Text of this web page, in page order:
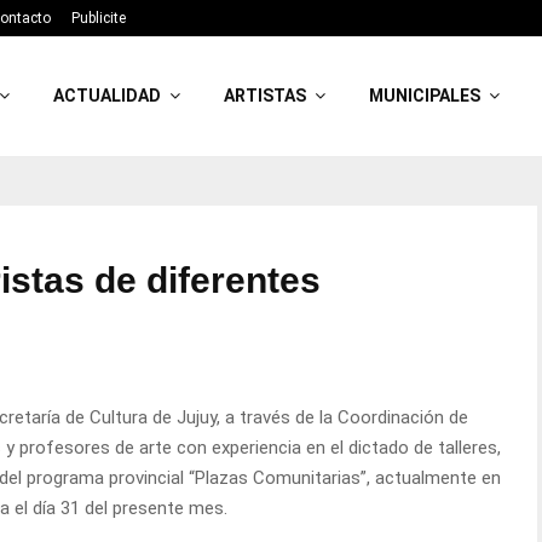
Publicite
ACTUALIDAD ARTISTAS MUNICIPALES
de diferentes
de Cultura de Jujuy, a través de la Coordinación de
profesores de arte con experiencia en el dictado de talleres,
programa provincial “Plazas Comunitarias”, actualmente en
día 31 del presente mes.